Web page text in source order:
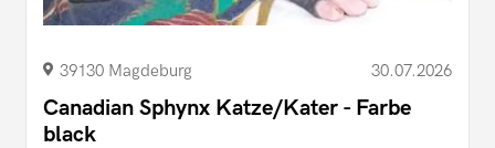
39130 Magdeburg 30.07.2026
Canadian Sphynx Katze/Kater - Farbe
black